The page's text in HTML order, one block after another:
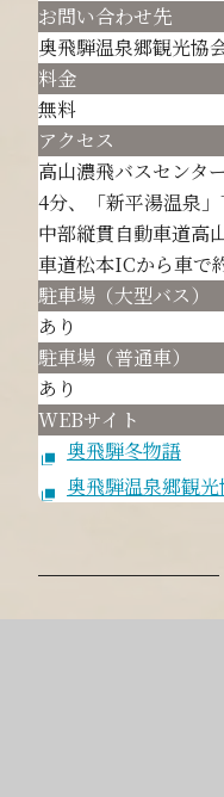
お問い合わせ先
奥飛騨温泉郷観光協
料金
無料
アクセス
高山濃飛バスセンタ
4分、「新平湯温泉
中部縦貫自動車道高
車道松本ICから車で
駐車場（大型バス）
あり
駐車場（普通車）
あり
WEBサイト
奥飛騨冬物語
奥飛騨温泉郷観